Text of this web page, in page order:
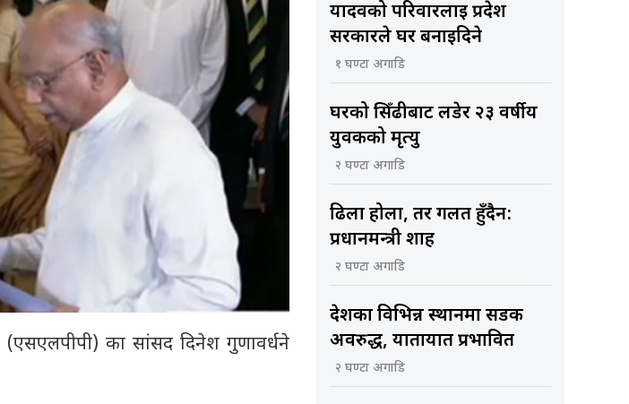
(एसएलपीपी) का सांसद दिनेश गुणावर्धने
यादवको परिवारलाई प्रदेश
सरकारले घर बनाइदिने
१ घण्टा अगाडि
घरको सिँढीबाट लडेर २३ वर्षीय
युवकको मृत्यु
२ घण्टा अगाडि
ढिला होला, तर गलत हुँदैन:
प्रधानमन्त्री शाह
२ घण्टा अगाडि
देशका विभिन्न स्थानमा सडक
अवरुद्ध, यातायात प्रभावित
२ घण्टा अगाडि